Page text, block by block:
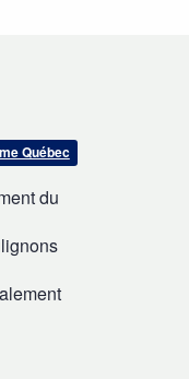
Québec
du